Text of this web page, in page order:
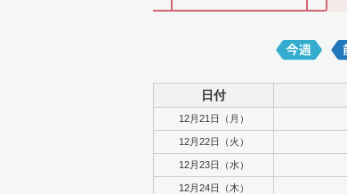
日付
12月21日（月）
12月22日（火）
12月23日（水）
12月24日（木）